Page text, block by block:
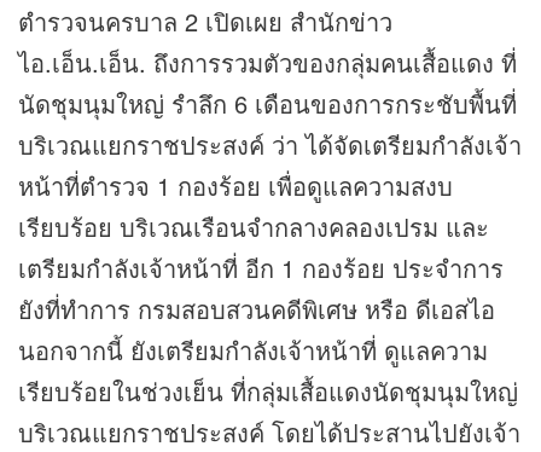
ตำรวจนครบาล 2 เปิดเผย สำนักข่าว
ไอ.เอ็น.เอ็น. ถึงการรวมตัวของกลุ่มคนเสื้อแดง ที่
นัดชุมนุมใหญ่ รำลึก 6 เดือนของการกระชับพื้นที่
บริเวณแยกราชประสงค์ ว่า ได้จัดเตรียมกำลังเจ้า
หน้าที่ตำรวจ 1 กองร้อย เพื่อดูแลความสงบ
เรียบร้อย บริเวณเรือนจำกลางคลองเปรม และ
เตรียมกำลังเจ้าหน้าที่ อีก 1 กองร้อย ประจำการ
ยังที่ทำการ กรมสอบสวนคดีพิเศษ หรือ ดีเอสไอ
นอกจากนี้ ยังเตรียมกำลังเจ้าหน้าที่ ดูแลความ
เรียบร้อยในช่วงเย็น ที่กลุ่มเสื้อแดงนัดชุมนุมใหญ่
บริเวณแยกราชประสงค์ โดยได้ประสานไปยังเจ้า